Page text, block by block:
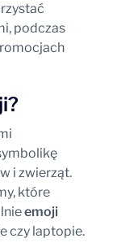
podczas
i zwierząt.
które
emoji
czy laptopie.